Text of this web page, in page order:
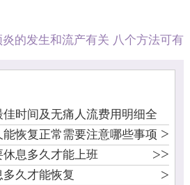
的发生和流产有关 八个方法可有
时间及无痛人流费用明细全
>
恢复正常需要注意哪些事项
>
休息多久才能上班 >
多久才能恢复 >